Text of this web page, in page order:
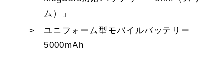
ム）」
ユニフォーム型モバイルバッテリー
5000mAh